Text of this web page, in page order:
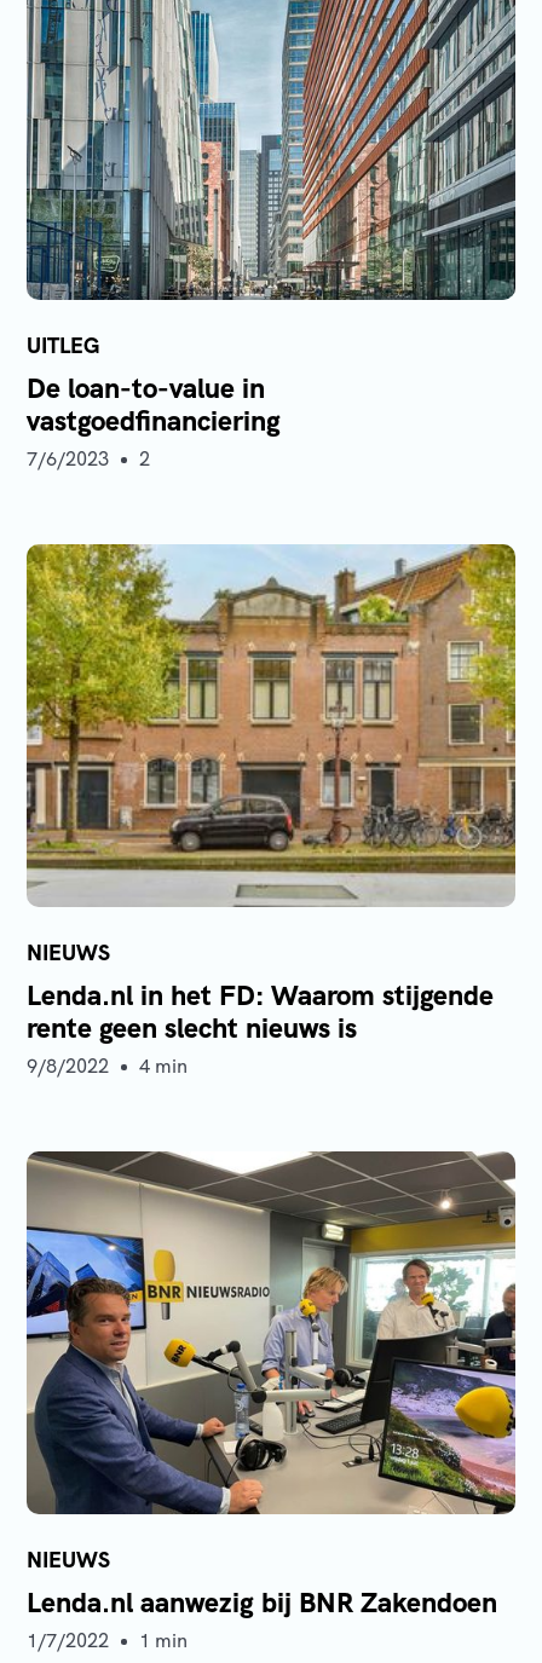
UITLEG
De loan-to-value in
vastgoedfinanciering
7/6/2023 2
NIEUWS
Lenda.nl in het FD: Waarom stijgende
rente geen slecht nieuws is
9/8/2022 4 min
NIEUWS
Lenda.nl aanwezig bij BNR Zakendoen
1/7/2022 1 min